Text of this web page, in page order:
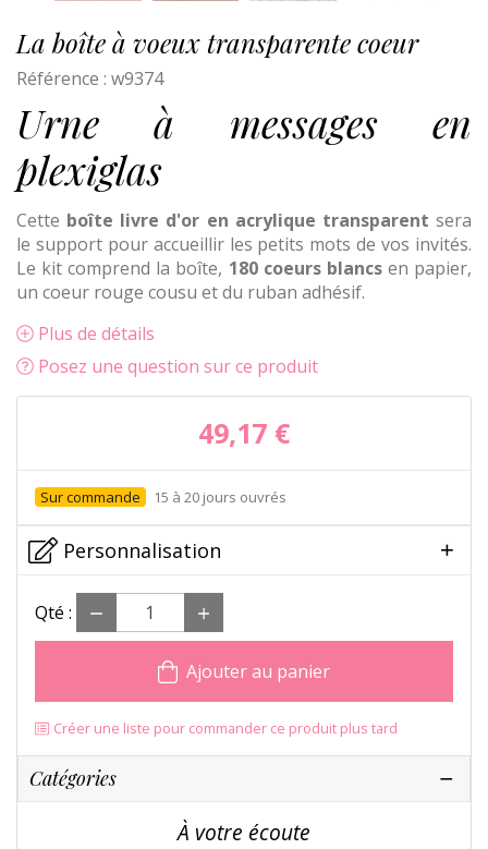
La boîte à voeux transparente coeur
Référence : w9374
Urne à messages en
plexiglas
Cette boîte livre d'or en acrylique transparent sera
le support pour accueillir les petits mots de vos invités.
Le kit comprend la boîte, 180 coeurs blancsen papier,
un coeur rouge cousu et du ruban adhésif.
Plus de détails
Posez une question sur ce produit
49,17 €
15 à 20 jours ouvrés
Personnalisation
Qté :
Ajouter au panier
Créer une liste pour commander ce produit plus tard
Catégories
À votre écoute